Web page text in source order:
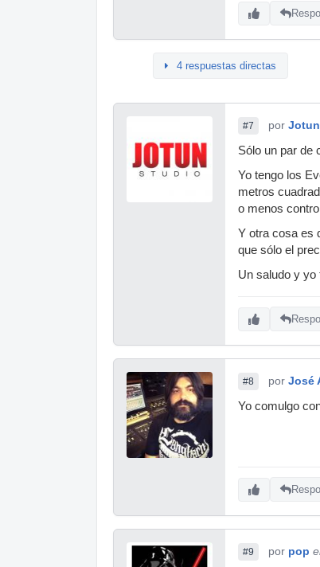
4 respuestas directas
#7 por
Sólo un par de
Yo tengo los
metros
o menos
Y otra cosa es
que sólo el
Un saludo y yo
#8 por José
Yo comulgo
#9 por pop